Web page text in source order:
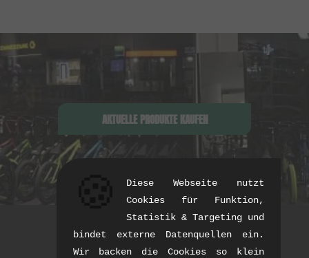
AKTUELLE PRODUKTE KAUFEN
Newsletter
Diese Webseite nutzt
Cookies für Funktion,
Statistik & Targeting und
bindet externe Datenquellen ein.
Wir backen die Cookies so klein